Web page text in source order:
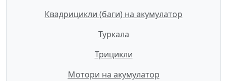
Квадрицикли (баги) на акумулатор
Туркала
Трицикли
Мотори на акумулатор